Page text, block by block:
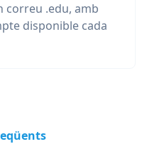
correu .edu, amb
disponible cada